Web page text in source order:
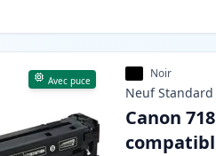
Avec puce Noir
Neuf Standard
Canon